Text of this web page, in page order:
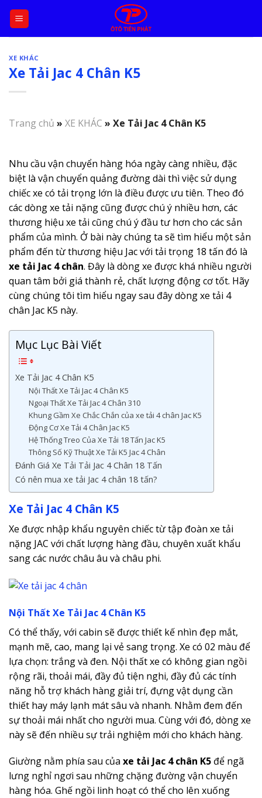
Skip
content
XE KHÁC
Xe Tải Jac 4 Chân K5
Trang chủ » XE KHÁC » Xe Tải Jac 4 Chân K5
Nhu cầu vận chuyển hàng hóa ngày càng nhiều, đặc
biệt là vận chuyển quảng đường dài thì việc sử dụng
chiếc xe có tải trọng lớn là điều được ưu tiên. Theo đó
các dòng xe tải nặng cũng được chú ý nhiều hơn, các
thương hiệu xe tải cũng chú ý đầu tư hơn cho các sản
phẩm của mình. Ở bài này chúng ta sẽ tìm hiểu một sản
phẩm đến từ thương hiệu Jac với tải trọng 18 tấn đó là
xe tải Jac 4 chân. Đây là dòng xe được khá nhiều người
quan tâm bởi giá thành rẻ, chất lượng động cơ tốt. Hãy
cùng chúng tôi tìm hiểu ngay sau đây dòng xe tải 4
chân Jac K5 này.
Mục Lục Bài Viết
Xe Tải Jac 4 Chân K5
Nội Thất Xe Tải Jac 4 Chân K5
Ngoại Thất Xe Tải Jac 4 Chân 310
Khung Gầm Xe Chắc Chắn của xe tải 4 chân Jac K5
Động Cơ Xe Tải 4 Chân Jac K5
Hệ Thống Treo Của Xe Tải 18 Tấn Jac K5
Thông Số Kỹ Thuật Xe Tải K5 Jac 4 Chân
Đánh Giá Xe Tải Tải Jac 4 Chân 18 Tấn
Có nên mua xe tải Jac 4 chân 18 tấn?
Xe Tải Jac 4 Chân K5
Xe được nhập khẩu nguyên chiếc từ tập đoàn xe tải
nặng JAC với chất lượng hàng đầu, chuyên xuất khẩu
sang các nước châu âu và châu phi.
Nội Thất Xe Tải Jac 4 Chân K5
Có thể thấy, với cabin sẽ được thiết kế nhìn đẹp mắt,
mạnh mẽ, cao, mang lại vẻ sang trọng. Xe có 02 màu để
lựa chọn: trắng và đen. Nội thất xe có không gian ngồi
rộng rãi, thoải mái, đầy đủ tiện nghi, đầy đủ các tính
năng hỗ trợ khách hàng giải trí, đựng vật dụng cần
thiết hay máy lạnh mát sâu và nhanh. Nhằm đem đến
sự thoải mái nhất cho người mua. Cùng với đó, dòng xe
này sẽ đến nhiều sự trải nghiệm mới cho khách hàng.
Giường nằm phía sau của xe tải Jac 4 chân K5 để ngã
lưng nghỉ ngơi sau những chặng đường vận chuyển
hàng hóa. Ghế ngồi linh hoạt có thể cho lên xuống